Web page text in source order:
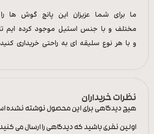
ما برای شما عزیزان این پانچ گوش ها
مختلف و با جنس استیل موجود کرده ایم
و با هر نوع سلیقه ای به راحتی خریداری
نظرات خریداران
هیچ دیدگاهی برای این محصول نوشته نشده
اولین نفری باشید که دیدگاهی را ارسال می